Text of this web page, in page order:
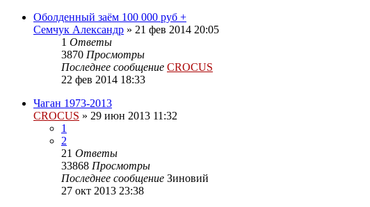
Оболденный заём 100 000 руб +
Семчук Александр » 21 фев 2014 20:05
1 Ответы
3870 Просмотры
Последнее сообщение CROCUS
22 фев 2014 18:33
Чаган 1973-2013
CROCUS » 29 июн 2013 11:32
1
2
21 Ответы
33868 Просмотры
Последнее сообщение Зиновий
27 окт 2013 23:38